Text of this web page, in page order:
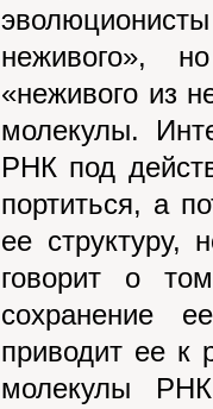
неживого»,
«неживого из
молекулы.
РНК под
портиться, а
ее
говорит о
сохранение
приводит ее к
молекулы